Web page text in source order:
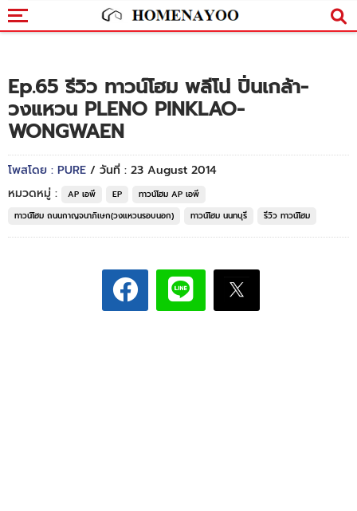
Ep.65 รีวิว ทาวน์โฮม พลีโน่ ปิ่นเกล้า-
วงแหวน PLENO PINKLAO-
WONGWAEN
โพสโดย : PURE / วันที่ : 23 August 2014
หมวดหมู่ :
AP เอพี EP
ทาวน์โฮม AP เอพี
ทาวน์โฮม ถนนกาญจนาภิเษก(วงแหวนรอบนอก)
ทาวน์โฮม นนทบุรี รีวิว ทาวน์โฮม